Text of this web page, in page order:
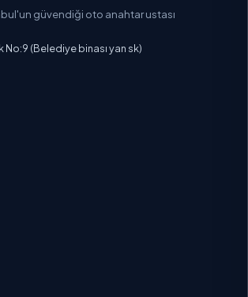
güvendiği oto anahtar ustası
No:9 (Belediye binası yan sk)